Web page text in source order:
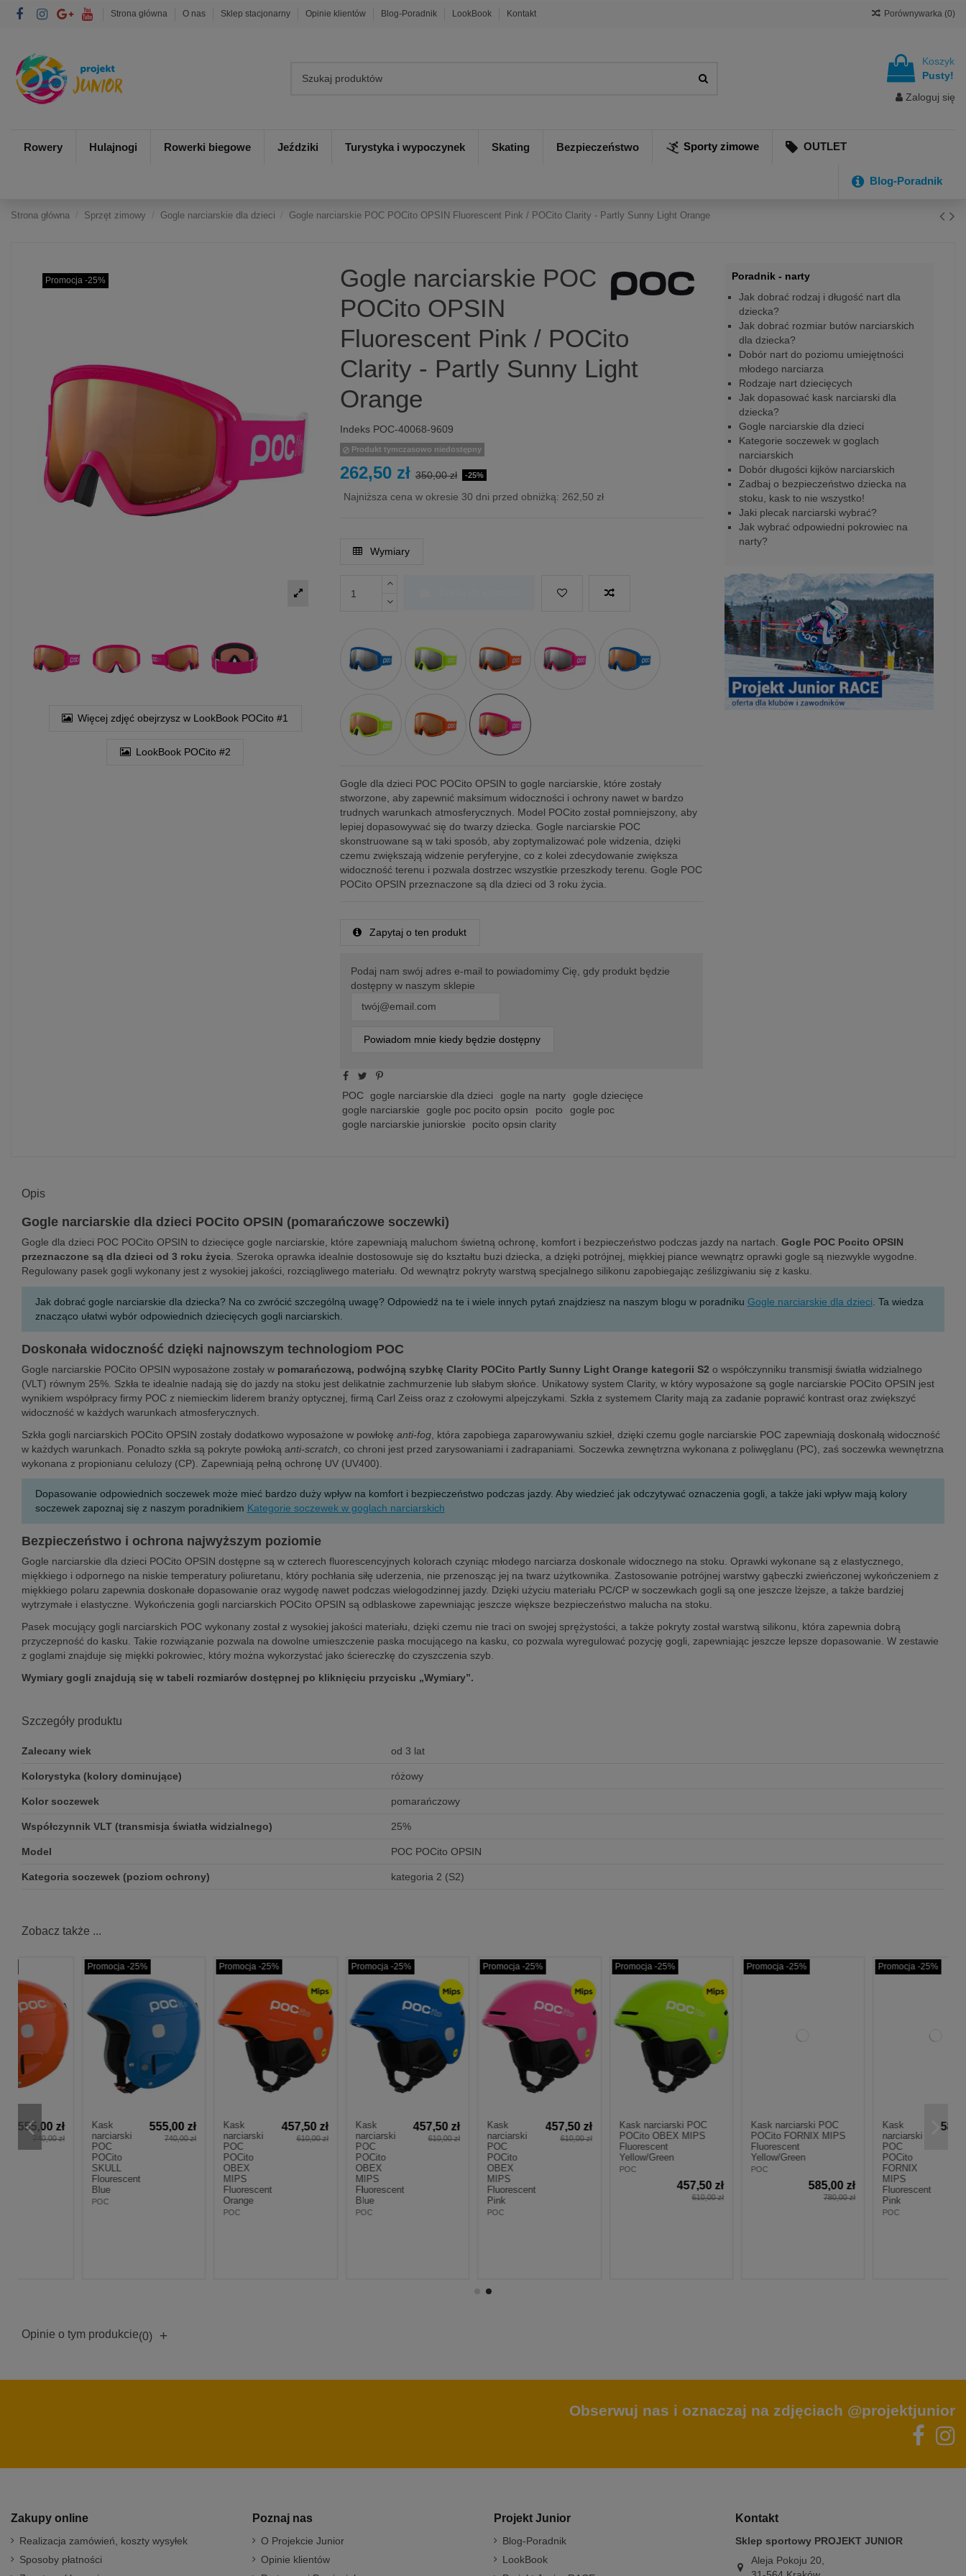
Strona główna O nas Sklep stacjonarny Opinie klientów Blog-Poradnik LookBook Kontakt Porównywarka (0)
Koszyk
Pusty!
Zaloguj się
Rowery Hulajnogi Rowerki biegowe Jeździki Turystyka i wypoczynek Skating Bezpieczeństwo Sporty zimowe OUTLET
Blog-Poradnik
Strona główna Sprzęt zimowy Gogle narciarskie dla dzieci Gogle narciarskie POC POCito OPSIN Fluorescent Pink / POCito Clarity - Partly Sunny Light Orange
Promocja -25%
Więcej zdjęć obejrzysz w LookBook POCito #1
LookBook POCito #2
Gogle narciarskie POC
POCito OPSIN
Fluorescent Pink / POCito
Clarity - Partly Sunny Light
Orange
Indeks POC-40068-9609
Produkt tymczasowo niedostępny
262,50 zł 350,00 zł -25%
Najniższa cena w okresie 30 dni przed obniżką: 262,50 zł
Wymiary
Gogle dla dzieci POC POCito OPSIN to gogle narciarskie, które zostały
stworzone, aby zapewnić maksimum widoczności i ochrony nawet w bardzo
trudnych warunkach atmosferycznych. Model POCito został pomniejszony, aby
lepiej dopasowywać się do twarzy dziecka. Gogle narciarskie POC
skonstruowane są w taki sposób, aby zoptymalizować pole widzenia, dzięki
czemu zwiększają widzenie peryferyjne, co z kolei zdecydowanie zwiększa
widoczność terenu i pozwala dostrzec wszystkie przeszkody terenu. Gogle POC
POCito OPSIN przeznaczone są dla dzieci od 3 roku życia.
Zapytaj o ten produkt
Podaj nam swój adres e-mail to powiadomimy Cię, gdy produkt będzie
dostępny w naszym sklepie
Powiadom mnie kiedy będzie dostępny
POC gogle narciarskie dla dzieci gogle na narty
gogle dziecięce
gogle narciarskie
gogle poc pocito opsin pocito
gogle poc
gogle narciarskie juniorskie
pocito opsin clarity
Poradnik - narty
Jak dobrać rodzaj i długość nart dla
dziecka?
Jak dobrać rozmiar butów narciarskich
dla dziecka?
Dobór nart do poziomu umiejętności
młodego narciarza
Rodzaje nart dziecięcych
Jak dopasować kask narciarski dla
dziecka?
Gogle narciarskie dla dzieci
Kategorie soczewek w goglach
narciarskich
Dobór długości kijków narciarskich
Zadbaj o bezpieczeństwo dziecka na
stoku, kask to nie wszystko!
Jaki plecak narciarski wybrać?
Jak wybrać odpowiedni pokrowiec na
narty?
Opis
Gogle narciarskie dla dzieci POCito OPSIN (pomarańczowe soczewki)
Gogle dla dzieci POC POCito OPSIN to dziecięce gogle narciarskie, które zapewniają maluchom świetną ochronę, komfort i bezpieczeństwo podczas jazdy na nartach. Gogle POC Pocito OPSIN
przeznaczone są dla dzieci od 3 roku życia. Szeroka oprawka idealnie dostosowuje się do kształtu buzi dziecka, a dzięki potrójnej, miękkiej piance wewnątrz oprawki gogle są niezwykle wygodne.
Regulowany pasek gogli wykonany jest z wysokiej jakości, rozciągliwego materiału. Od wewnątrz pokryty warstwą specjalnego silikonu zapobiegając ześlizgiwaniu się z kasku.
Jak dobrać gogle narciarskie dla dziecka? Na co zwrócić szczególną uwagę? Odpowiedź na te i wiele innych pytań znajdziesz na naszym blogu w poradniku Gogle narciarskie dla dzieci . Ta wiedza
znacząco ułatwi wybór odpowiednich dziecięcych gogli narciarskich.
Doskonała widoczność dzięki najnowszym technologiom POC
Gogle narciarskie POCito OPSIN wyposażone zostały w pomarańczową, podwójną szybkę Clarity POCito Partly Sunny Light Orange kategorii S2 o współczynniku transmisji światła widzialnego
(VLT) równym 25%. Szkła te idealnie nadają się do jazdy na stoku jest delikatnie zachmurzenie lub słabym słońce. Unikatowy system Clarity, w który wyposażone są gogle narciarskie POCito OPSIN jest
wynikiem współpracy firmy POC z niemieckim liderem branży optycznej, firmą Carl Zeiss oraz z czołowymi alpejczykami. Szkła z systemem Clarity mają za zadanie poprawić kontrast oraz zwiększyć
widoczność w każdych warunkach atmosferycznych.
Szkła gogli narciarskich POCito OPSIN zostały dodatkowo wyposażone w powłokę anti-fog , która zapobiega zaparowywaniu szkieł, dzięki czemu gogle narciarskie POC zapewniają doskonałą widoczność
w każdych warunkach. Ponadto szkła są pokryte powłoką anti-scratch , co chroni jest przed zarysowaniami i zadrapaniami. Soczewka zewnętrzna wykonana z poliwęglanu (PC), zaś soczewka wewnętrzna
wykonana z propionianu celulozy (CP). Zapewniają pełną ochronę UV (UV400).
Dopasowanie odpowiednich soczewek może mieć bardzo duży wpływ na komfort i bezpieczeństwo podczas jazdy. Aby wiedzieć jak odczytywać oznaczenia gogli, a także jaki wpływ mają kolory
soczewek zapoznaj się z naszym poradnikiem Kategorie soczewek w goglach narciarskich
Bezpieczeństwo i ochrona najwyższym poziomie
Gogle narciarskie dla dzieci POCito OPSIN dostępne są w czterech fluorescencyjnych kolorach czyniąc młodego narciarza doskonale widocznego na stoku. Oprawki wykonane są z elastycznego,
miękkiego i odpornego na niskie temperatury poliuretanu, który pochłania siłę uderzenia, nie przenosząc jej na twarz użytkownika. Zastosowanie potrójnej warstwy gąbeczki zwieńczonej wykończeniem z
miękkiego polaru zapewnia doskonałe dopasowanie oraz wygodę nawet podczas wielogodzinnej jazdy. Dzięki użyciu materiału PC/CP w soczewkach gogli są one jeszcze lżejsze, a także bardziej
wytrzymałe i elastyczne. Wykończenia gogli narciarskich POCito OPSIN są odblaskowe zapewniając jeszcze większe bezpieczeństwo malucha na stoku.
Pasek mocujący gogli narciarskich POC wykonany został z wysokiej jakości materiału, dzięki czemu nie traci on swojej sprężystości, a także pokryty został warstwą silikonu, która zapewnia dobrą
przyczepność do kasku. Takie rozwiązanie pozwala na dowolne umieszczenie paska mocującego na kasku, co pozwala wyregulować pozycję gogli, zapewniając jeszcze lepsze dopasowanie. W zestawie
z goglami znajduje się miękki pokrowiec, który można wykorzystać jako ściereczkę do czyszczenia szyb.
Wymiary gogli znajdują się w tabeli rozmiarów dostępnej po kliknięciu przycisku „Wymiary”.
Szczegóły produktu
Zalecany wiek od 3 lat
Kolorystyka (kolory dominujące) różowy
Kolor soczewek pomarańczowy
Współczynnik VLT (transmisja światła widzialnego) 25%
Model POC POCito OPSIN
Kategoria soczewek (poziom ochrony) kategoria 2 (S2)
Zobacz także ...
Promocja -25%
Kask
narciarski
457,50 zł
610,00 zł
Promocja -25%
Kask
narciarski
457,50 zł
610,00 zł
Promocja -25%
Kask
narciarski
457,50 zł
610,00 zł
Promocja -25%
Kask narciarski POC
POCito OBEX MIPS
457,50 zł
610,00 zł
Promocja -25%
Kask narciarski POC
POCito FORNIX MIPS
Promocja -25%
Kask
narciarski
MIPS
Fluorescent
Pink
585,00 zł
780,00 zł
Promocja -25%
Kask
narciarski
MIPS
Fluorescent
Orange
585,00 zł
780,00 zł
Opinie o tym produkcie(0) +
Obserwuj nas i oznaczaj na zdjęciach @projektjunior
Zakupy online
Realizacja zamówień, koszty wysyłek
Sposoby płatności
Poznaj nas
O Projekcie Junior
Opinie klientów
Projekt Junior
Blog-Poradnik
LookBook
Kontakt
Sklep sportowy PROJEKT JUNIOR
Aleja Pokoju 20,